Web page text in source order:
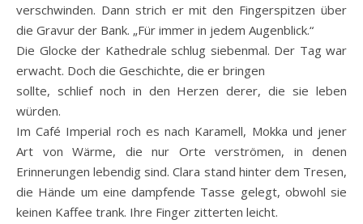
verschwinden. Dann strich er mit den Fingerspitzen über
die Gravur der Bank. „Für immer in jedem Augenblick.“
Die Glocke der Kathedrale schlug siebenmal. Der Tag war
erwacht. Doch die Geschichte, die er bringen
sollte, schlief noch in den Herzen derer, die sie leben
würden.
Im Café Imperial roch es nach Karamell, Mokka und jener
Art von Wärme, die nur Orte verströmen, in denen
Erinnerungen lebendig sind. Clara stand hinter dem Tresen,
die Hände um eine dampfende Tasse gelegt, obwohl sie
keinen Kaffee trank. Ihre Finger zitterten leicht.